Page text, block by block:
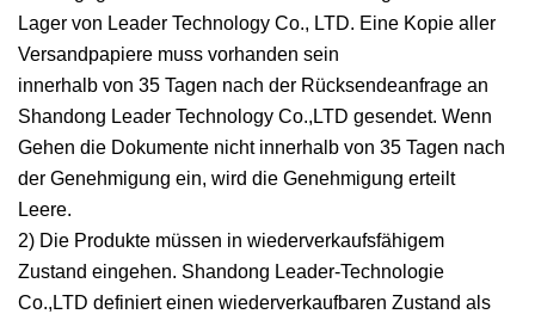
Lager von Leader Technology Co., LTD. Eine Kopie aller
Versandpapiere muss vorhanden sein
innerhalb von 35 Tagen nach der Rücksendeanfrage an
Shandong Leader Technology Co.,LTD gesendet. Wenn
Gehen die Dokumente nicht innerhalb von 35 Tagen nach
der Genehmigung ein, wird die Genehmigung erteilt
Leere.
2) Die Produkte müssen in wiederverkaufsfähigem
Zustand eingehen. Shandong Leader-Technologie
Co.,LTD definiert einen wiederverkaufbaren Zustand als